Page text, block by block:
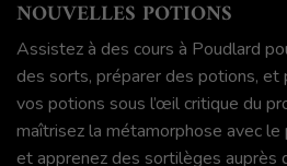
nouvelles potions
Assistez à des cours à Poudlard
des sorts, préparer des potions, et
vos potions sous l’œil critique du
maîtrisez la métamorphose avec
et apprenez des sortilèges auprès